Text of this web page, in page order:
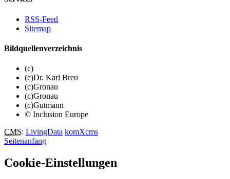
RSS-Feed
Sitemap
Bildquellenverzeichnis
(c)
(c)Dr. Karl Breu
(c)Gronau
(c)Gronau
(c)Gutmann
© Inclusion Europe
CMS: LivingData komXcms
Seitenanfang
Cookie-Einstellungen